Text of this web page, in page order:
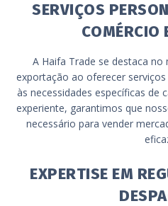
SERVIÇOS
COMÉRCIO
A Haifa Trade se destaca
exportação ao oferecer
às necessidades específicas de
experiente, garantimos que
necessário para vender
EXPERTISE EM